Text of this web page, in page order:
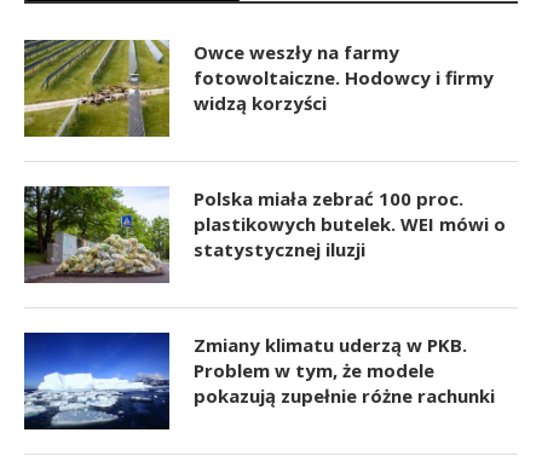
Owce weszły na farmy
fotowoltaiczne. Hodowcy i firmy
widzą korzyści
Polska miała zebrać 100 proc.
plastikowych butelek. WEI mówi o
statystycznej iluzji
Zmiany klimatu uderzą w PKB.
Problem w tym, że modele
pokazują zupełnie różne rachunki